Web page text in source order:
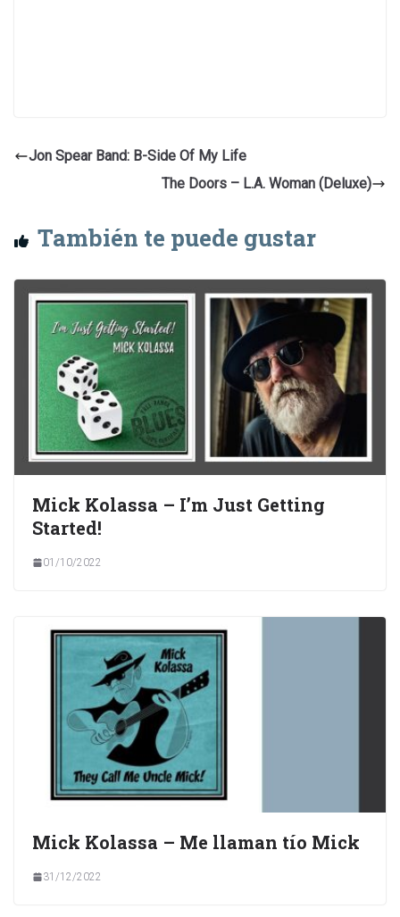
Jon Spear Band: B-Side Of My Life
The Doors – L.A. Woman (Deluxe)
También te puede gustar
Mick Kolassa – I’m Just Getting
Started!
01/10/2022
Mick Kolassa – Me llaman tío Mick
31/12/2022